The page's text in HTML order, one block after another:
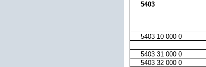
5403
5403 10 000 0
5403 31 000 0
5403 32 000 0